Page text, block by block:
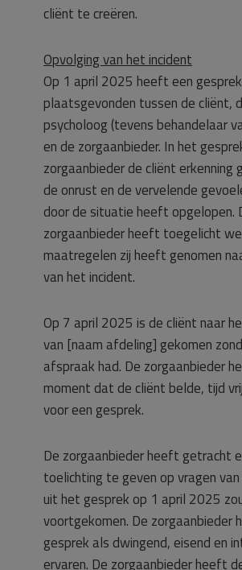
cliënt te creëren.
Opvolging van het incident
Op 1 april 2025 heeft een gesprek
plaatsgevonden tussen de cliënt,
psycholoog (tevens behandelaar
en de zorgaanbieder. In het
zorgaanbieder de cliënt erkenning
de onrust en de vervelende
door de situatie heeft opgelopen.
zorgaanbieder heeft toegelicht
maatregelen zij heeft genomen
van het incident.
Op 7 april 2025 is de cliënt naar
van [naam afdeling] gekomen
afspraak had. De zorgaanbieder
moment dat de cliënt belde, tijd
voor een gesprek.
De zorgaanbieder heeft getracht
toelichting te geven op vragen
uit het gesprek op 1 april 2025
voortgekomen. De zorgaanbieder
gesprek als dwingend, eisend en
ervaren. De zorgaanbieder heeft